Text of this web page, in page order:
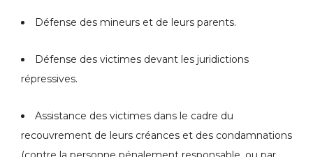
Défense des mineurs et de leurs parents.
Défense des victimes devant les juridictions
répressives.
Assistance des victimes dans le cadre du
recouvrement de leurs créances et des condamnations